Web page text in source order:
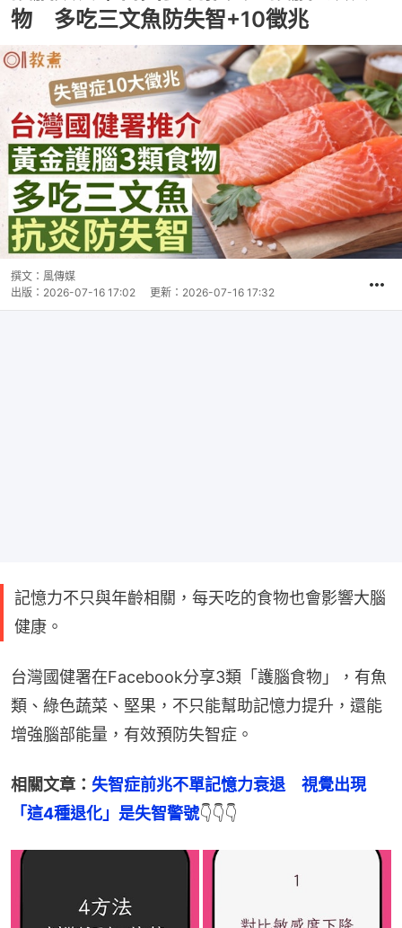
物 多吃三文魚防失智+10徵兆
撰文： 風傳媒
出版： 2026-07-16 17:02 更新： 2026-07-16 17:32
記憶力不只與年齡相關，每天吃的食物也會影響大腦
健康。
台灣國健署在Facebook分享3類「護腦食物」，有魚
類、綠色蔬菜、堅果，不只能幫助記憶力提升，還能
增強腦部能量，有效預防失智症。
相關文章： 失智症前兆不單記憶力衰退　視覺出現
「這4種退化」是失智警號👇👇👇